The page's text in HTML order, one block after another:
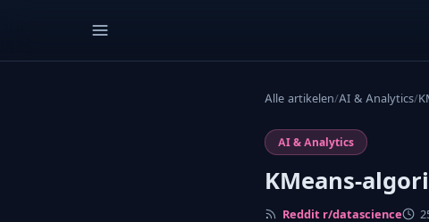
Alle artikelen/AI & Analytics/
AI & Analytics
KMeans-
Reddit r/datascience